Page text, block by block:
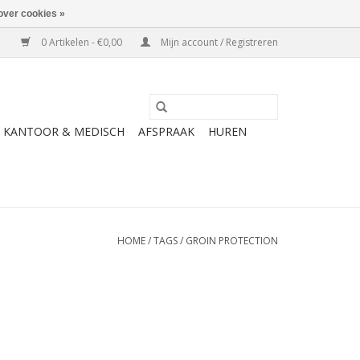
0 Artikelen - €0,00 Mijn account / Registreren
KANTOOR & MEDISCH AFSPRAAK HUREN
HOME/TAGS/ GROIN PROTECTION
cookies »